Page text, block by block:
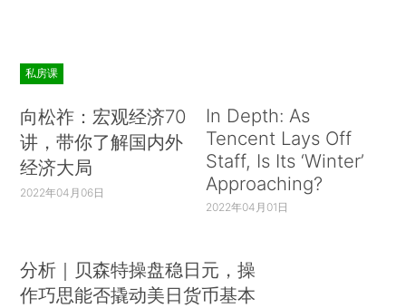
私房课
向松祚：宏观经济70
讲，带你了解国内外
经济大局
2022年04月06日
In Depth: As
Tencent Lays Off
Staff, Is Its ‘Winter’
Approaching?
2022年04月01日
分析｜贝森特操盘稳日元，操
作巧思能否撬动美日货币基本